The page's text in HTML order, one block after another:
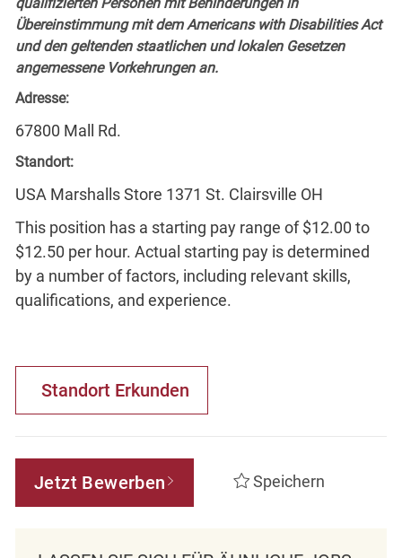
Übereinstimmung mit dem Americans with Disabilities Act
und den geltenden staatlichen und lokalen Gesetzen
angemessene Vorkehrungen an.
Adresse:
67800 Mall Rd.
Standort:
USA Marshalls Store 1371 St. Clairsville OH
This position has a starting pay range of $12.00 to
$12.50 per hour. Actual starting pay is determined
by a number of factors, including relevant skills,
qualifications, and experience.
Standort Erkunden
Jetzt Bewerben Speichern